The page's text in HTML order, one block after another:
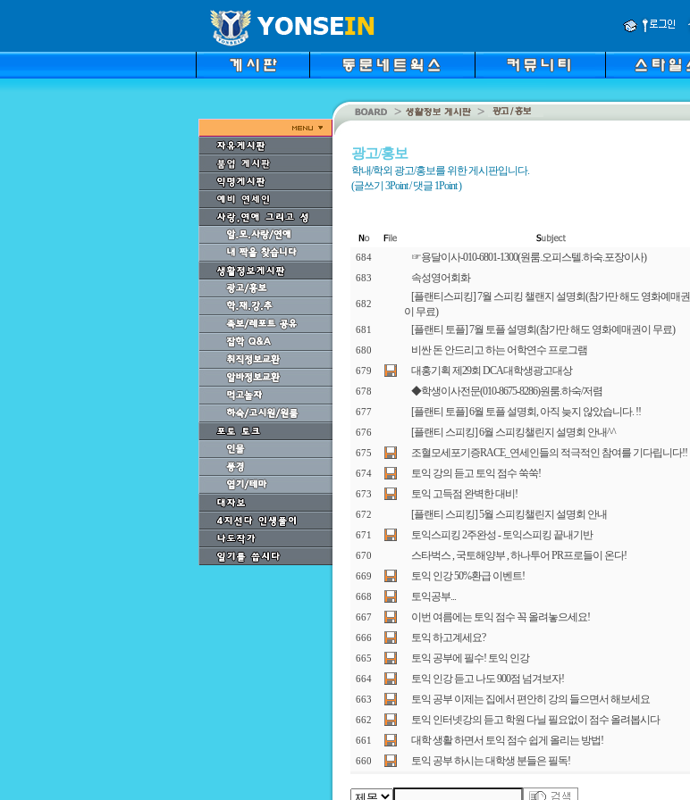
광고/홍보
학내/학외 광고/홍보를 위한 게시판입니다.
(글쓰기 3Point / 댓글 1Point )
684 ☞용달이사-010-6801-1300(원룸.오피스텔.하숙.포장이사)
683 속성영어회화
682
[플랜티스피킹] 7월 스피킹 챌랜지 설명회(참가만 해도 영화예매권
이 무료)
681 [플랜티 토플] 7월 토플 설명회(참가만 해도 영화예매권이 무료)
680 비싼 돈 안드리고 하는 어학연수 프로그램
679 대홍기획 제29회 DCA대학생광고대상
678 ◆학생이사전문(010-8675-8286)원룸.하숙/저렴
677 [플랜티 토플] 6월 토플 설명회, 아직 늦지 않았습니다. !!
676 [플랜티 스피킹] 6월 스피킹챌린지 설명회 안내^^
675 조혈모세포기증RACE_연세인들의 적극적인 참여를 기다립니다!!
674 토익 강의 듣고 토익 점수 쑥쑥!
673 토익 고득점 완벽한 대비!
672 [플랜티 스피킹] 5월 스피킹챌린지 설명회 안내
671 토익스피킹 2주완성 - 토익스피킹 끝내기반
670 스타벅스 , 국토해양부 , 하나투어 PR프로들이 온다!
669 토익 인강 50%환급 이벤트!
668 토익공부...
667 이번 여름에는 토익 점수 꼭 올려놓으세요!
666 토익 하고계세요?
665 토익 공부에 필수! 토익 인강
664 토익 인강 듣고 나도 900점 넘겨보자!
663 토익 공부 이제는 집에서 편안히 강의 들으면서 해보세요
662 토익 인터넷강의 듣고 학원 다닐 필요없이 점수 올려봅시다
661 대학 생활 하면서 토익 점수 쉽게 올리는 방법!
660 토익 공부 하시는 대학생 분들은 필독!